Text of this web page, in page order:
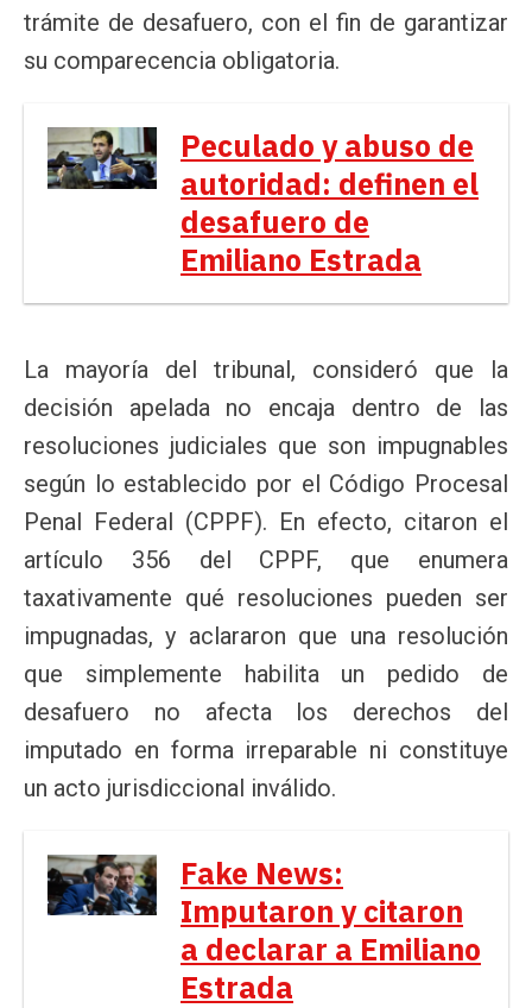
trámite de desafuero, con el fin de garantizar
su comparecencia obligatoria.
Peculado y abuso de
autoridad: definen el
desafuero de
Emiliano Estrada
La mayoría del tribunal, consideró que la
decisión apelada no encaja dentro de las
resoluciones judiciales que son impugnables
según lo establecido por el Código Procesal
Penal Federal (CPPF). En efecto, citaron el
artículo 356 del CPPF, que enumera
taxativamente qué resoluciones pueden ser
impugnadas, y aclararon que una resolución
que simplemente habilita un pedido de
desafuero no afecta los derechos del
imputado en forma irreparable ni constituye
un acto jurisdiccional inválido.
Fake News:
Imputaron y citaron
a declarar a Emiliano
Estrada